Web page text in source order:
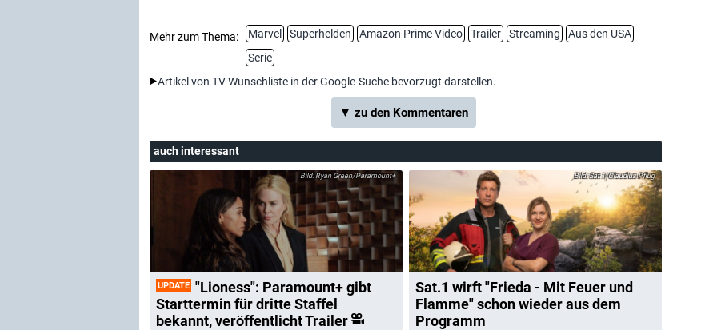
Mehr zum Thema: Marvel Superhelden Amazon Prime Video Trailer Streaming
Aus den USA
Serie
Artikel von TV Wunschliste in der Google-Suche bevorzugt darstellen.
▼ zu den Kommentaren
auch interessant
Ryan Green/Paramount+
UPDATE "Lioness": Paramount+ gibt
Starttermin für dritte Staffel
bekannt, veröffentlicht Trailer
Sat.1/Claudius Pflug
Sat.1 wirft "Frieda - Mit Feuer und
Flamme" schon wieder aus dem
Programm